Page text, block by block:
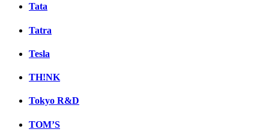
Tata
Tatra
Tesla
TH!NK
Tokyo R&D
TOM’S